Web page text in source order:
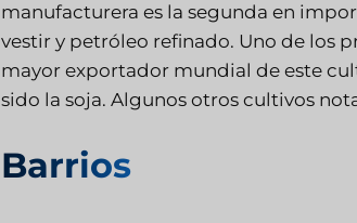
manufacturera es la segunda en
vestir y petróleo refinado. Uno de los
mayor exportador mundial de este
sido la soja. Algunos otros cultivos
Barrios